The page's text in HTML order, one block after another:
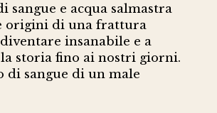
sangue e acqua salmastra
origini di una frattura
insanabile e a
storia fino ai nostri giorni.
di sangue di un male